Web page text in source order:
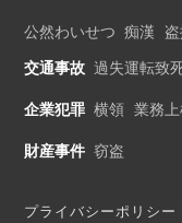
公然わいせつ 痴漢
交通事故 過失運転致
企業犯罪 横領 業務
財産事件 窃盗
プライバシーポリシー